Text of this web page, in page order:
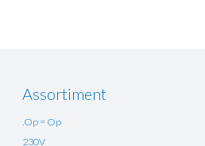
Assortiment
.Op = Op
230V